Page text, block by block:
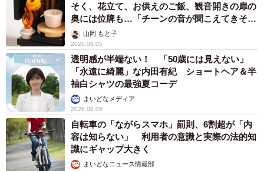
そく、花立て、お供えのご飯、観音開きの扉の
奥には位牌も…「チーンの音が聞こえてきそ
う」山岡 もと子
2026.08.05
透明感が半端ない！ 「50歳には見えない」
「永遠に綺麗」な内田有紀 ショートヘア＆半
袖白シャツの最強夏コーデ
まいどなメディア
2026.08.05
自転車の「ながらスマホ」罰則、6割超が「内
容は知らない」 利用者の意識と実際の法的知
識にギャップ大きく
まいどなニュース情報部